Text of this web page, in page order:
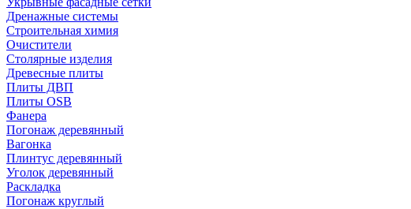
Дренажные системы
Строительная химия
Очистители
Столярные изделия
Древесные плиты
Плиты ДВП
Плиты OSB
Фанера
Погонаж деревянный
Вагонка
Плинтус деревянный
Уголок деревянный
Раскладка
Погонаж круглый